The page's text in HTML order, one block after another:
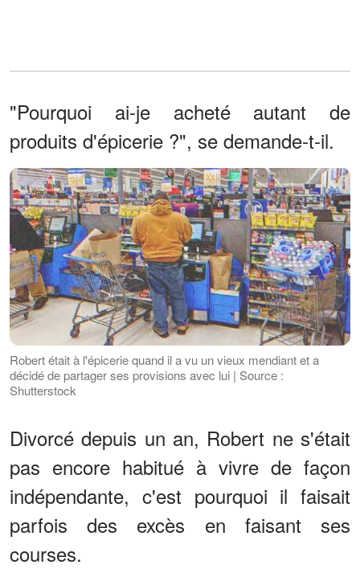
"Pourquoi ai-je acheté autant de
produits d'épicerie ?", se demande-t-il.
Robert était à l'épicerie quand il a vu un vieux mendiant et a
décidé de partager ses provisions avec lui | Source :
Shutterstock
Divorcé depuis un an, Robert ne s'était
pas encore habitué à vivre de façon
indépendante, c'est pourquoi il faisait
parfois des excès en faisant ses
courses.